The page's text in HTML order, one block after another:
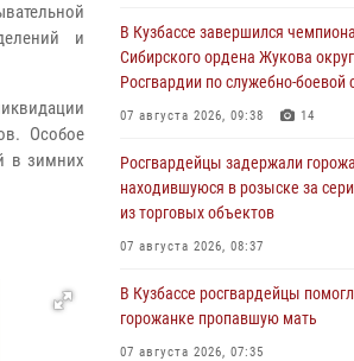
и
Особое
в зимних
В Кузбассе завершился
Сибирского ордена Жукова
Росгвардии по служебно-боевой
07 августа 2026, 09:38 14
Росгвардейцы задержали
находившуюся в розыске за
из торговых объектов
07 августа 2026, 08:37
В Кузбассе росгвардейцы
горожанке пропавшую мать
07 августа 2026, 07:35